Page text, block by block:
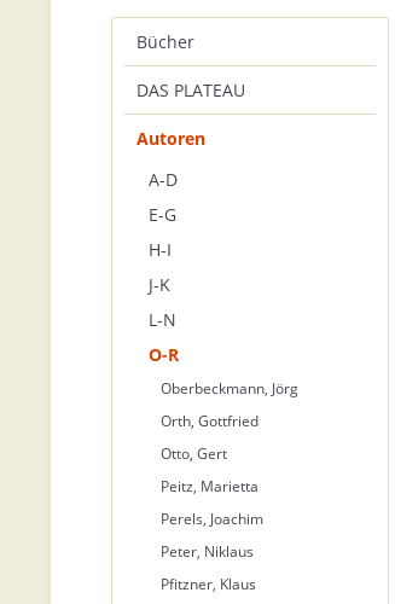
Bücher
DAS PLATEAU
Autoren
A-D
E-G
H-I
J-K
L-N
O-R
Oberbeckmann, Jörg
Orth, Gottfried
Otto, Gert
Peitz, Marietta
Perels, Joachim
Peter, Niklaus
Pfitzner, Klaus